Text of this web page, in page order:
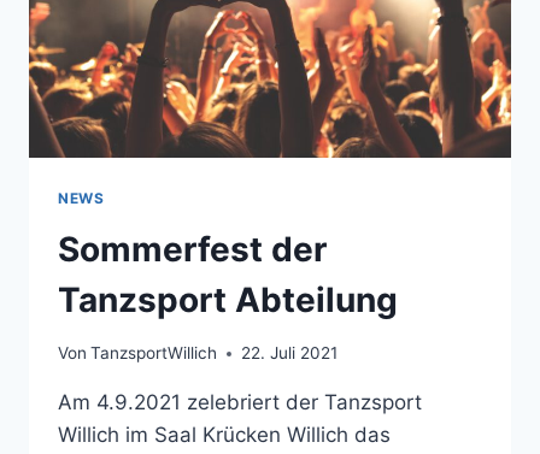
NEWS
Sommerfest der
Tanzsport Abteilung
Von TanzsportWillich 22. Juli 2021
Am 4.9.2021 zelebriert der Tanzsport
Willich im Saal Krücken Willich das